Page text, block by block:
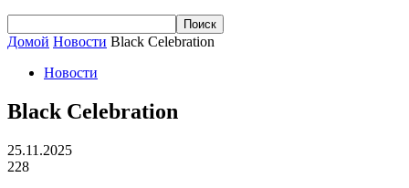
Домой Новости Black Celebration
Новости
Black Celebration
25.11.2025
228